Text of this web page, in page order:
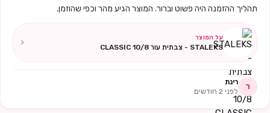
תהליך ההזמנה היה פשוט וברור. המוצר הגיע מהר וכפי שהוזמן.
על המוצר
STALEKS - צבתית עור 10/8 CLASSIC
ר
רינת
לפני 2 חודשים